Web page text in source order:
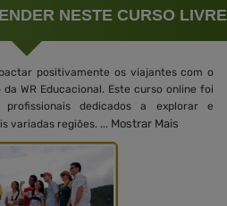
NESTE CURSO LIVRE
positivamente os viajantes com o
WR Educacional. Este curso online foi
dedicados a explorar e
variadas regiões. ... Mostrar Mais